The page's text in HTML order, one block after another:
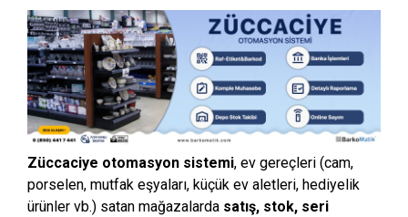
Züccaciye otomasyon sistemi, ev gereçleri (cam,
porselen, mutfak eşyaları, küçük ev aletleri, hediyelik
ürünler vb.) satan mağazalarda satış, stok, seri